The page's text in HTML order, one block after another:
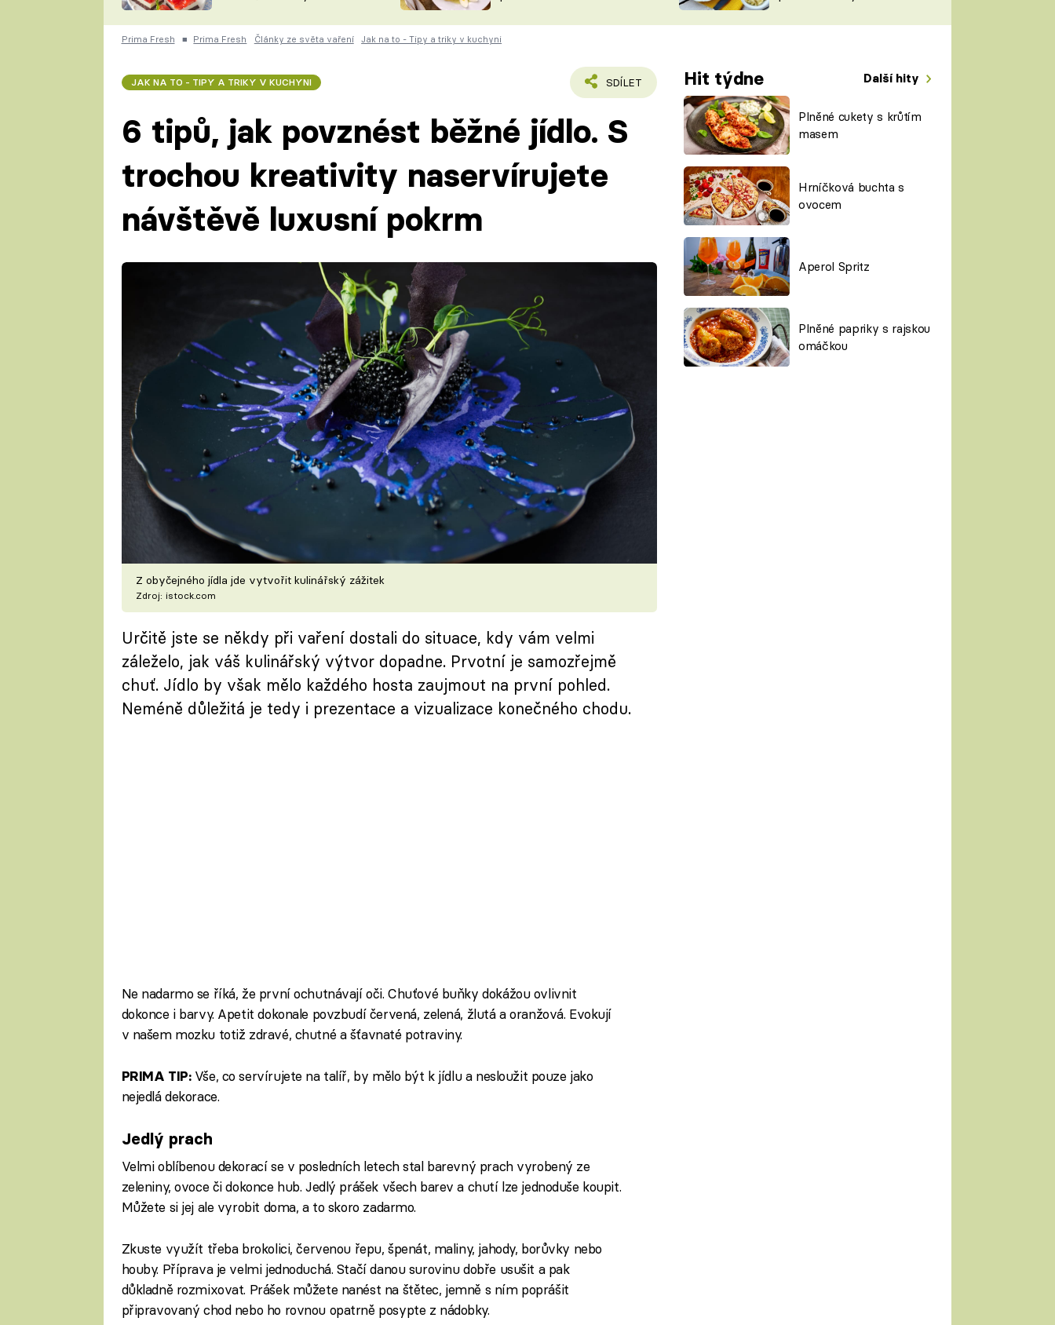
ČESKO NA TALÍŘI
DOMÁCÍ
KUCHAŘKA
VYCHYTÁVKY
ŠÉFREDAKTORKY
ČASOPIS
Prima Fresh ■ Prima Fresh Články ze světa vaření Jak na to - Tipy a triky v kuchyni
JAK NA TO - TIPY A TRIKY V KUCHYNI SDÍLET Hit týdne Další hity
Plněné cukety s krůtím
masem
Hrníčková buchta s
ovocem
Aperol Spritz
Plněné papriky s rajskou
omáčkou
6 tipů, jak povznést běžné jídlo. S
trochou kreativity naservírujete
návštěvě luxusní pokrm
Z obyčejného jídla jde vytvořit kulinářský zážitek
Zdroj: istock.com
Určitě jste se někdy při vaření dostali do situace, kdy vám velmi
záleželo, jak váš kulinářský výtvor dopadne. Prvotní je samozřejmě
chuť. Jídlo by však mělo každého hosta zaujmout na první pohled.
Neméně důležitá je tedy i prezentace a vizualizace konečného chodu.
Ne nadarmo se říká, že první ochutnávají oči. Chuťové buňky dokážou ovlivnit
dokonce i barvy. Apetit dokonale povzbudí červená, zelená, žlutá a oranžová. Evokují
v našem mozku totiž zdravé, chutné a šťavnaté potraviny.
PRIMA TIP:Vše, co servírujete na talíř, by mělo být k jídlu a nesloužit pouze jako
nejedlá dekorace.
Jedlý prach
Velmi oblíbenou dekorací se v posledních letech stal barevný prach vyrobený ze
zeleniny, ovoce či dokonce hub. Jedlý prášek všech barev a chutí lze jednoduše koupit.
Můžete si jej ale vyrobit doma, a to skoro zadarmo.
Zkuste využít třeba brokolici, červenou řepu, špenát, maliny, jahody, borůvky nebo
houby. Příprava je velmi jednoduchá. Stačí danou surovinu dobře usušit a pak
důkladně rozmixovat. Prášek můžete nanést na štětec, jemně s ním poprášit
připravovaný chod nebo ho rovnou opatrně posypte z nádobky.